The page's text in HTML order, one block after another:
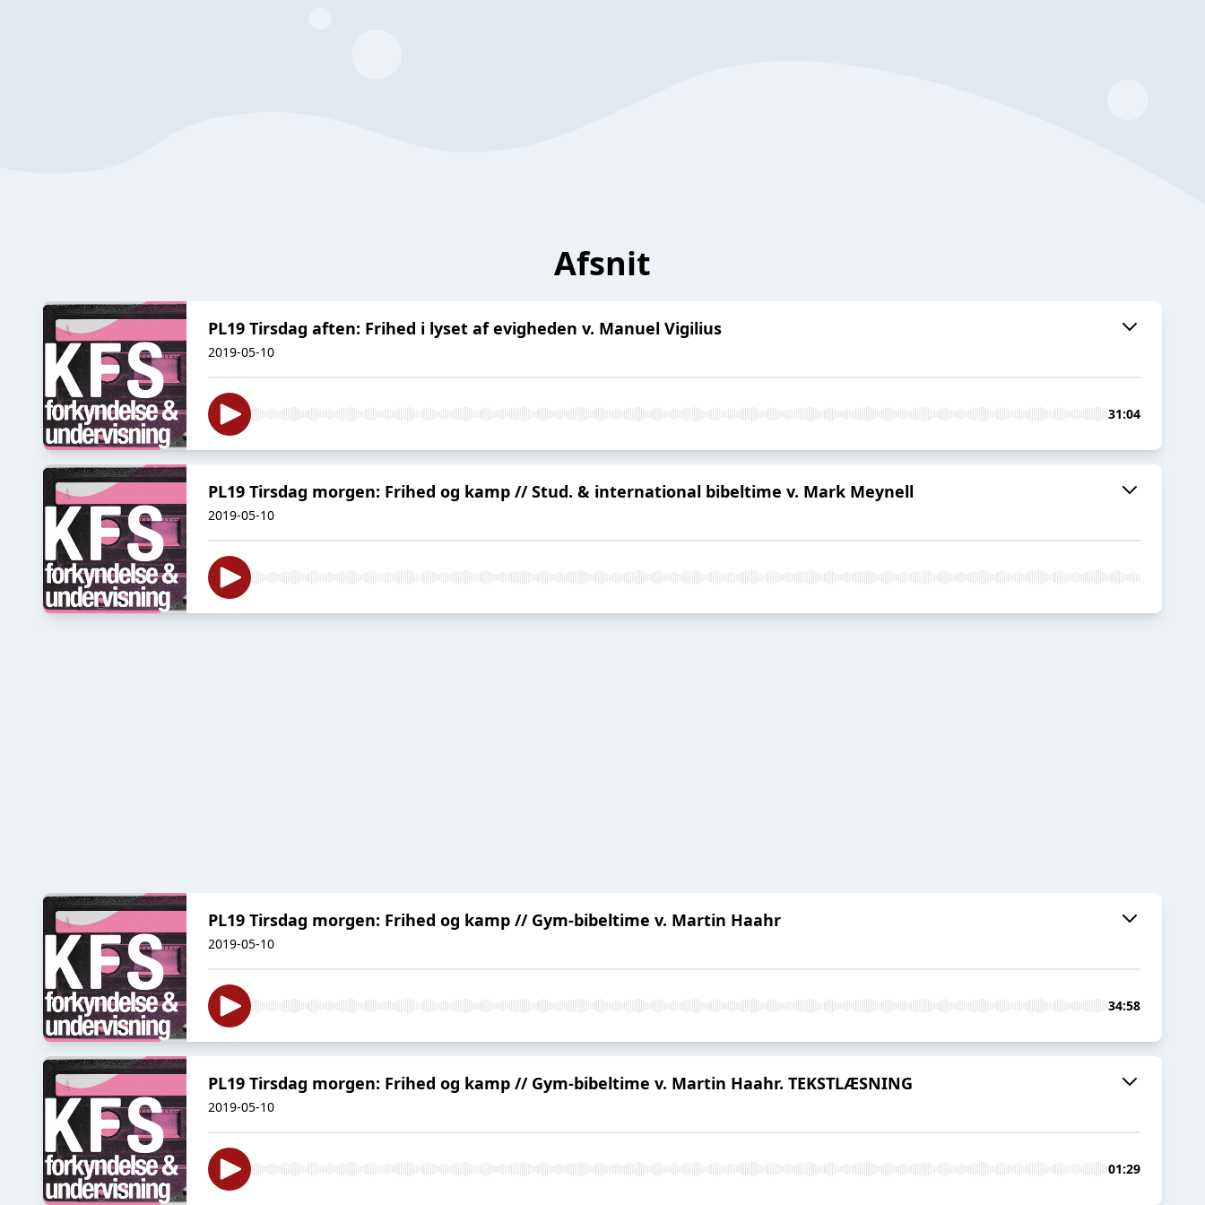
Afsnit
PL19 Tirsdag aften: Frihed i lyset af evigheden v. Manuel Vigilius
2019-05-10
31:04
PL19 Tirsdag morgen: Frihed og kamp // Stud. & international bibeltime v. Mark Meynell
2019-05-10
PL19 Tirsdag morgen: Frihed og kamp // Gym-bibeltime v. Martin Haahr
2019-05-10
34:58
PL19 Tirsdag morgen: Frihed og kamp // Gym-bibeltime v. Martin Haahr. TEKSTLÆSNING
2019-05-10
01:29